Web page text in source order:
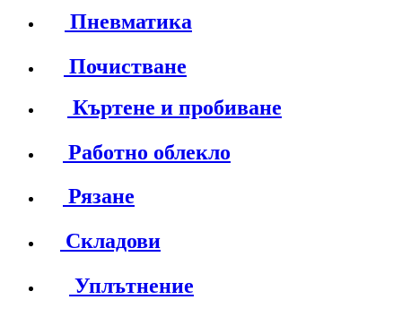
Пневматика
Почистване
Къртене и пробиване
Работно облекло
Рязане
Складови
Уплътнение